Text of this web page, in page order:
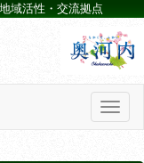
域活性・交流拠点